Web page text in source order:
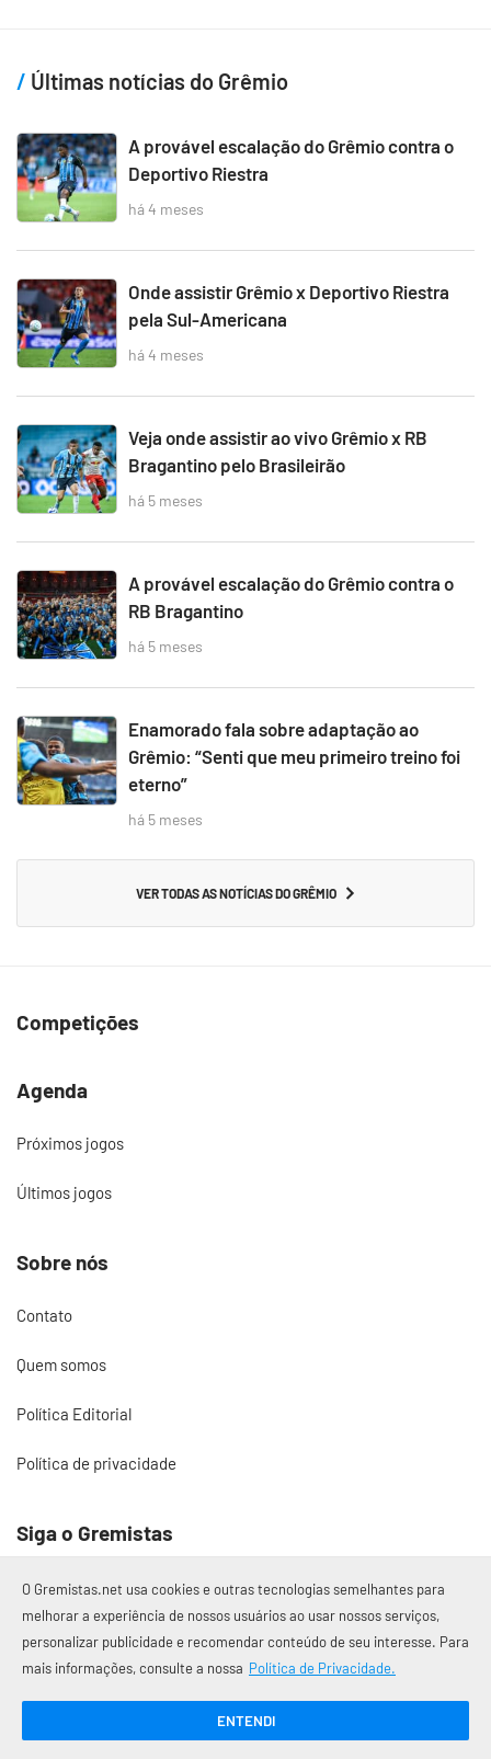
Últimas notícias do Grêmio
A provável escalação do Grêmio contra o
Deportivo Riestra
há 4 meses
Onde assistir Grêmio x Deportivo Riestra
pela Sul-Americana
há 4 meses
Veja onde assistir ao vivo Grêmio x RB
Bragantino pelo Brasileirão
há 5 meses
A provável escalação do Grêmio contra o
RB Bragantino
há 5 meses
Enamorado fala sobre adaptação ao
Grêmio: “Senti que meu primeiro treino foi
eterno”
há 5 meses
VER TODAS AS NOTÍCIAS DO GRÊMIO
Competições
Agenda
Próximos jogos
Últimos jogos
Sobre nós
Contato
Quem somos
Política Editorial
Política de privacidade
Siga o Gremistas
© 2017 – 2026 Gremistas.net
Gremistas.net — Porto Alegre/RS
O Gremistas.net usa cookies e outras tecnologias semelhantes para
melhorar a experiência de nossos usuários ao usar nossos serviços,
personalizar publicidade e recomendar conteúdo de seu interesse. Para
mais informações, consulte a nossa Política de Privacidade.
ENTENDI